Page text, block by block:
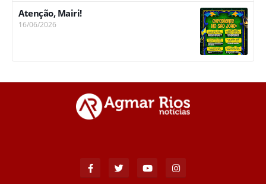
Atenção, Mairi!
16/06/2026